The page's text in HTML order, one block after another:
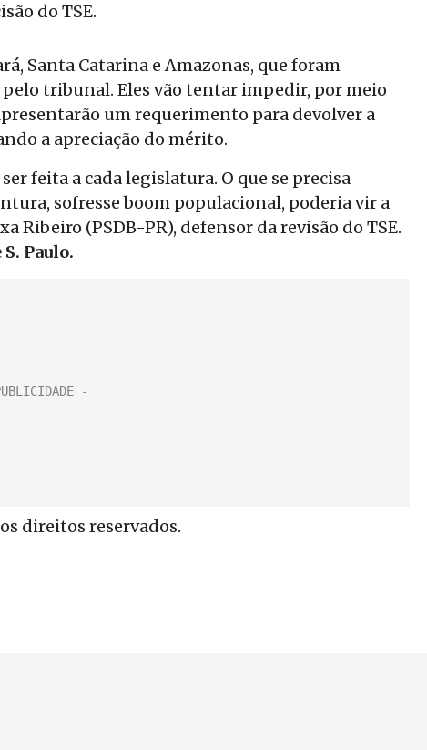
do TSE.
Santa Catarina e Amazonas, que foram
tribunal. Eles vão tentar impedir, por meio
um requerimento para devolver a
a apreciação do mérito.
feita a cada legislatura. O que se precisa
sofresse boom populacional, poderia vir a
Ribeiro (PSDB-PR), defensor da revisão do TSE.
Paulo.
direitos reservados.